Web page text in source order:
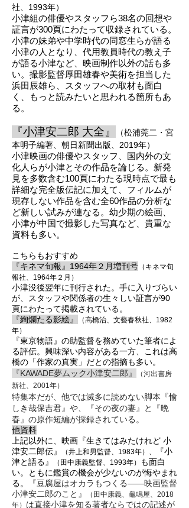
社、1993年）
小津組の俳優やスタッフら38名の回想や
証言が300頁にわたって収録されている。
小津の妹弟や中学時代の同窓生らが語る
小津の人となり、代用教員時代の教え子
が語る小津など、映画制作以外の話も多
い。撮影監督厚田雄春や美術を担当した
浜田辰雄ら、スタッフへの取材も面白
く、もっと読みたいと思われる箇所もあ
る。
『小津安二郎 大全』
（松浦莞二・宮
本明子編著、朝日新聞出版、2019年）
小津映画の俳優やスタッフ、国内外の文
化人らが小津とその作品を論じる。新発
見を多数含む100頁にわたる現時点で最も
詳細な完全版伝記に加えて、フィルムが
現存しない作品を含む全60作品の分析な
ど新しい試みが連なる。幼少期の絵画、
小津が中国で撮影した写真など、貴重な
資料も多い。
こちらもおすすめ
『キネマ旬報』1964年２月増刊 号 （キネマ旬
報社、1964年 ２月）
小津没後翌年に刊行された。手に入りづらい
が 、スタッフや関係者の生々しい証言が90
頁にわたって掲載されている。
『絢爛たる影絵』
（高橋治、文藝春秋社、1982
年）
『東京物語』の助監督を務めていた筆者によ
る評伝。興味深い内容がある一方、これは高
橋の「作家の真実」だとの指摘も多い。
『KAWADE夢ムック小津安二郎』
（河出書房
新社、2001年）
特集本だが、他では滅多に読めない脚本『愉
しき哉保吉君』や、『その夜の妻』と『晩
春』の原作短編が採録されている。
他資料
上記以外に、映画『生きてはみたけれど 小
津安二郎伝』
（井上和男監督、 1983年）、 『小
津と語る 』 （田中康義監督、1993年）
も面白
い。ともに鑑賞の機会が少ないのが悔やまれ
る。
『豆腐屋はオカラもつくる――映画監督
小津安二郎のこと』
（田中康義、龜鳴屋、2018
年） は直接小津を知る著者ならではの記述が